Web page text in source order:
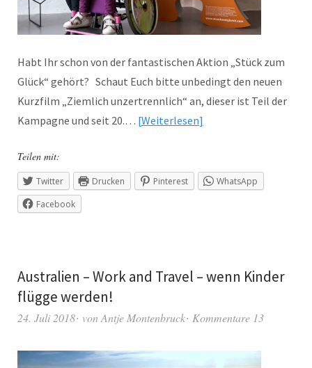
Habt Ihr schon von der fantastischen Aktion „Stück zum
Glück“ gehört? Schaut Euch bitte unbedingt den neuen
Kurzfilm „Ziemlich unzertrennlich“ an, dieser ist Teil der
Kampagne und seit 20.… Weiterlesen
Teilen mit:
Twitter Drucken Pinterest
WhatsApp
Facebook
Australien – Work and Travel – wenn Kinder
flügge werden!
24. Juli 2018 vonAntje Montenbruck Kommentare 13